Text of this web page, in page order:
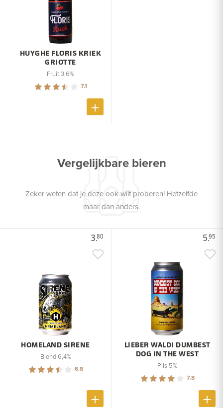
HUYGHE FLORIS KRIEK
GRIOTTE
Fruit 3,6%
7.1
Vergelijkbare bieren
Zeker weten dat je deze ook wilt proberen! Hetzelfde
maar dan anders.
3.80
HOMELAND SIRENE
Blond 6,4%
6.8
5.95
LIEBER WALDI DUMBEST
DOG IN THE WEST
Pils 5%
7.8